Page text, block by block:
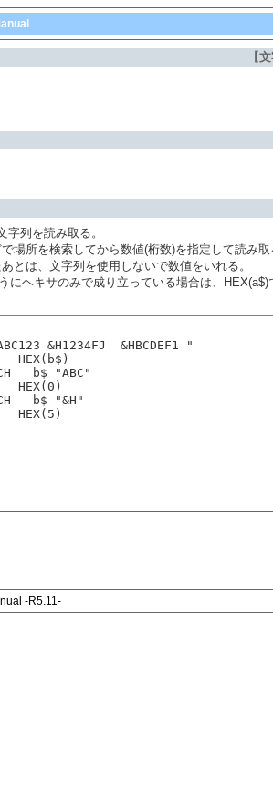
【
字列を読み取る。
場所を検索してから数値(桁数)を指定して読み取
とは、文字列を使用しないで数値をいれる。
にヘキサのみで成り立っている場合は、HEX(a$)
&H1234FJ  &HBCDEF1 "
HEX(b$)
b$ "ABC"
HEX(0)
b$ "&H"
HEX(5)
-R5.11-